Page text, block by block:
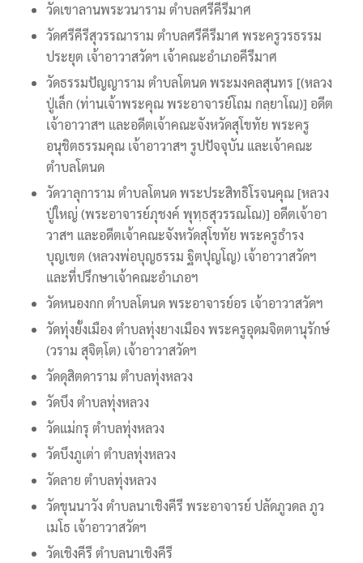
วัดเขาลานพระวนาราม ตำบลศรีคีรีมาศ
วัดศรีคีรีสุวรรณาราม ตำบลศรีคีรีมาศ พระครูวรธรรม
ประยุต เจ้าอาวาสวัดฯ เจ้าคณะอำเภอคีรีมาศ
วัดธรรมปัญญาราม ตำบลโตนด พระมงคลสุนทร [(หลวง
ปู่เล็ก (ท่านเจ้าพระคุณ พระอาจารย์โถม กลฺยาโณ)] อดีต
เจ้าอาวาสฯ และอดีตเจ้าคณะจังหวัดสุโขทัย พระครู
อนุชิตธรรมคุณ เจ้าอาวาสฯ รูปปัจจุบัน และเจ้าคณะ
ตำบลโตนด
วัดวาลุการาม ตำบลโตนด พระประสิทธิโรจนคุณ [หลวง
ปู่ใหญ่ (พระอาจารย์ภุชงค์ พุทฺธสุวรรณโณ)] อดีตเจ้าอา
วาสฯ และอดีตเจ้าคณะจังหวัดสุโขทัย พระครูธำรง
บุญเขต (หลวงพ่อบุญธรรม ฐิตปุญโญ) เจ้าอาวาสวัดฯ
และที่ปรึกษาเจ้าคณะอำเภอฯ
วัดหนองกก ตำบลโตนด พระอาจารย์อร เจ้าอาวาสวัดฯ
วัดทุ่งยั้งเมือง ตำบลทุ่งยางเมือง พระครูอุดมจิตตานุรักษ์
(วราม สุจิตฺโต) เจ้าอาวาสวัดฯ
วัดดุสิตดาราม ตำบลทุ่งหลวง
วัดบึง ตำบลทุ่งหลวง
วัดแม่กรุ ตำบลทุ่งหลวง
วัดบึงภูเต่า ตำบลทุ่งหลวง
วัดลาย ตำบลทุ่งหลวง
วัดขุนนาวัง ตำบลนาเชิงคีรี พระอาจารย์ ปลัดภูวดล ภูว
เมโธ เจ้าอาวาสวัดฯ
วัดเชิงคีรี ตำบลนาเชิงคีรี